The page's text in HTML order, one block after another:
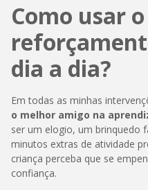
Como usar o
dia a dia?
Em todas as minhas
o melhor amigo na
ser um elogio, um brinquedo
minutos extras de atividade
criança perceba que se
confiança.